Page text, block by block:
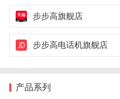
步步高旗舰店
步步高电话机旗舰店
产品系列